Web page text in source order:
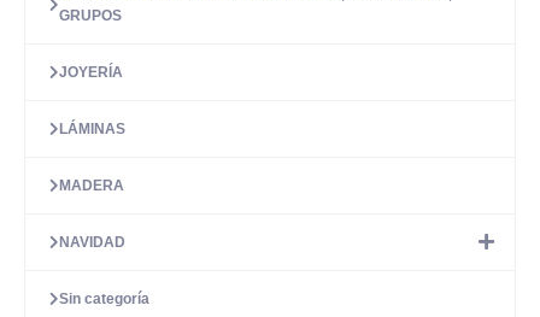
GRUPOS
JOYERÍA
LÁMINAS
MADERA
NAVIDAD
Sin categoría